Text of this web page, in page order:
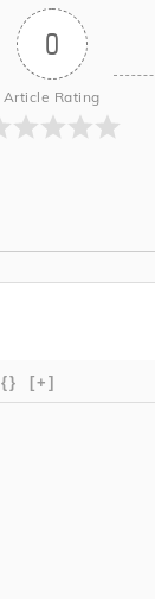
0
Article Rating
{} [+]